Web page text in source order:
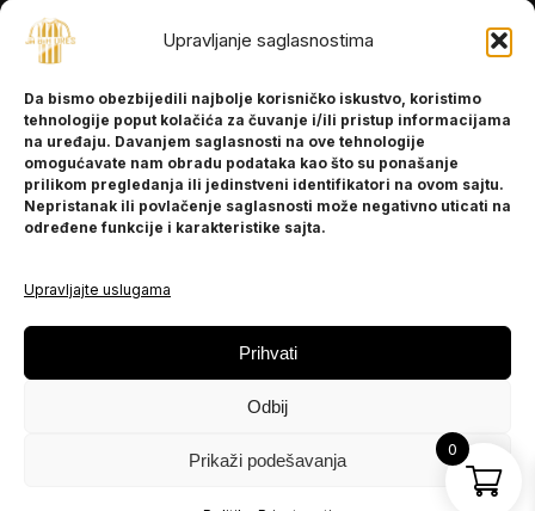
Upravljanje saglasnostima
Da bismo obezbijedili najbolje korisničko iskustvo, koristimo
tehnologije poput kolačića za čuvanje i/ili pristup informacijama
na uređaju. Davanjem saglasnosti na ove tehnologije
omogućavate nam obradu podataka kao što su ponašanje
prilikom pregledanja ili jedinstveni identifikatori na ovom sajtu.
Nepristanak ili povlačenje saglasnosti može negativno uticati na
određene funkcije i karakteristike sajta.
Upravljajte uslugama
Prihvati
Odbij
Prikaži podešavanja
INFORMACIJE
O nama
Kontakt
POMOĆ
Politika privatnosti
PRATITE NAS
Instagram
0